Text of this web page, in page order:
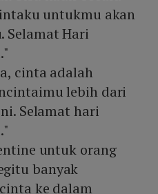
untukmu akan
Selamat Hari
cinta adalah
lebih dari
Selamat hari
untuk orang
banyak
ke dalam